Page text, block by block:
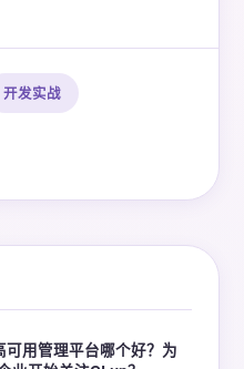
开发实战
用管理平台哪个好？为